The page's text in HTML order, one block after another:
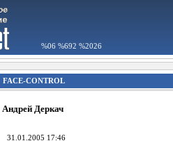
%06 %692 %2026
FACE-CONTROL
Андрей Деркач
31.01.2005 17:46